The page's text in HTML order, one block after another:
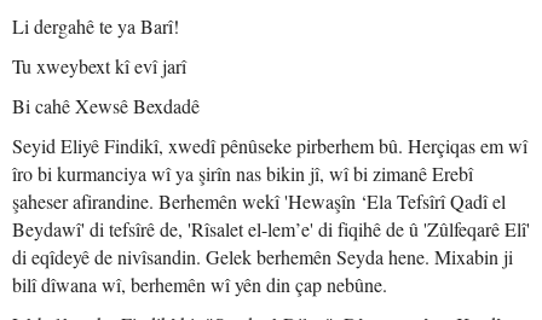
Li dergahê te ya Barî!
Tu xweybext kî evî jarî
Bi cahê Xewsê Bexdadê
Seyid Eliyê Findikî, xwedî pênûseke pirberhem bû. Herçiqas em wî
îro bi kurmanciya wî ya şirîn nas bikin jî, wî bi zimanê Erebî
şaheser afirandine. Berhemên wekî 'Hewaşîn ‘Ela Tefsîrî Qadî el
Beydawî' di tefsîrê de, 'Rîsalet el-lem’e' di fiqihê de û 'Zûlfeqarê Elî'
di eqîdeyê de nivîsandin. Gelek berhemên Seyda hene. Mixabin ji
bilî dîwana wî, berhemên wî yên din çap nebûne.